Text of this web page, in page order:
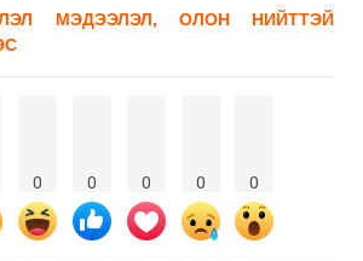
МЭДЭЭЛЭЛ, ОЛОН НИЙТТЭЙ
0 0 0 0 0